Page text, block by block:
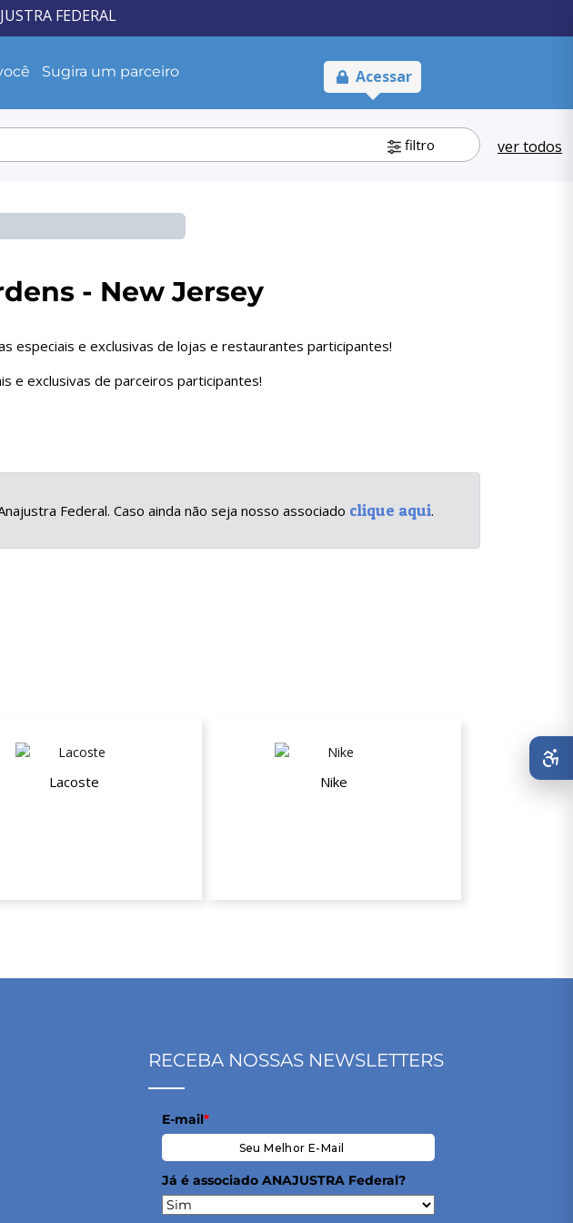
FEDERAL
Sugira um parceiro Acessar
filtro ver todos
- New Jersey
especiais e exclusivas de lojas e restaurantes participantes!
e exclusivas de parceiros participantes!
Federal. Caso ainda não seja nosso associado clique aqui.
Lacoste
Nike
RECEBA NOSSAS NEWSLETTERS
E-mail*
Já é associado ANAJUSTRA Federal?